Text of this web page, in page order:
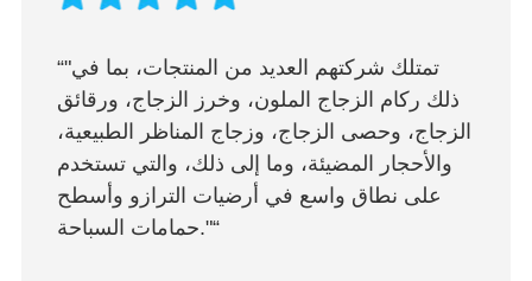
“"تمتلك شركتهم العديد من المنتجات، بما في
ذلك ركام الزجاج الملون، وخرز الزجاج، ورقائق
الزجاج، وحصى الزجاج، وزجاج المناظر الطبيعية،
والأحجار المضيئة، وما إلى ذلك، والتي تستخدم
على نطاق واسع في أرضيات الترازو وأسطح
حمامات السباحة."“